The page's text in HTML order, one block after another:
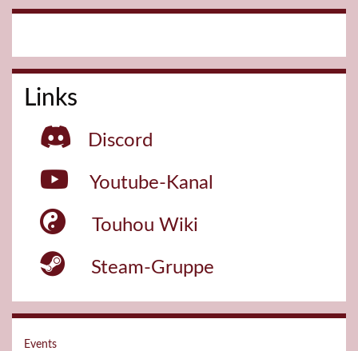
Links
Discord
Youtube-Kanal
Touhou Wiki
Steam-Gruppe
Events